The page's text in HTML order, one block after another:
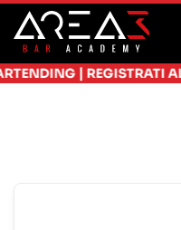
Skip to main content
|REGISTRATI ALLA